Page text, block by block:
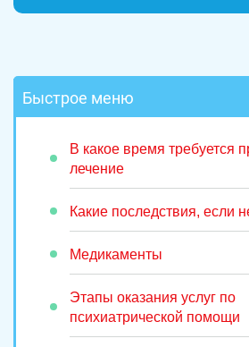
Быстрое меню
В какое время требуется
лечение
Какие последствия, если
Медикаменты
Этапы оказания услуг по
психиатрической помощи